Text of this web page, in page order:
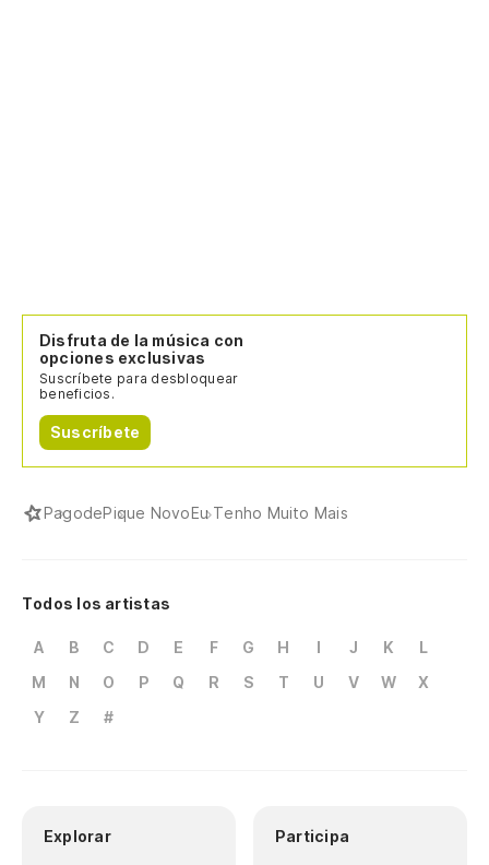
Disfruta de la música con
opciones exclusivas
Suscríbete para desbloquear
beneficios.
Suscríbete
PagodePique NovoEu Tenho Muito Mais
Todos los artistas
A B C D E F G H I J K
L
M
N O P Q R S T U V W
X
Y
Z #
Explorar Participa